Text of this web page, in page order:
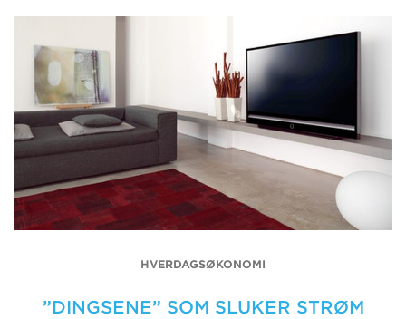
HVERDAGSØKONOMI
”DINGSENE” SOM SLUKER STRØM